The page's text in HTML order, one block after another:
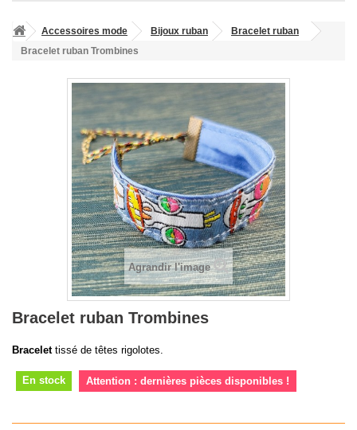
Accessoires mode Bijoux ruban
Bracelet ruban
Bracelet ruban Trombines
Agrandir l'image
Bracelet ruban Trombines
Bracelettissé de têtes rigolotes.
En stock Attention : dernières pièces disponibles !